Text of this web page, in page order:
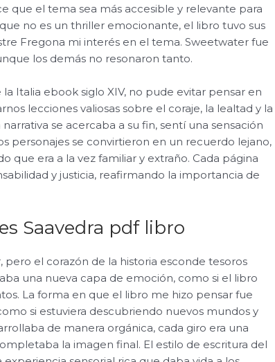
que el tema sea más accesible y relevante para
no es un thriller emocionante, el libro tuvo sus
Fregona mi interés en el tema. Sweetwater fue
los demás no resonaron tanto.
Italia ebook siglo XIV, no pude evitar pensar en
lecciones valiosas sobre el coraje, la lealtad y la
se acercaba a su fin, sentí una sensación
personajes se convirtieron en un recuerdo lejano,
que era a la vez familiar y extraño. Cada página
y justicia, reafirmando la importancia de
Saavedra pdf libro
pero el corazón de la historia esconde tesoros
una nueva capa de emoción, como si el libro
La forma en que el libro me hizo pensar fue
si estuviera descubriendo nuevos mundos y
de manera orgánica, cada giro era una
la imagen final. El estilo de escritura del